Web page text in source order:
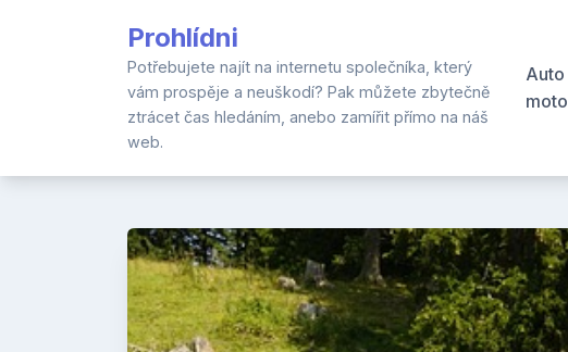
Prohlídni
Potřebujete najít na internetu společníka, který
vám prospěje a neuškodí? Pak můžete zbytečně
ztrácet čas hledáním, anebo zamířit přímo na náš
web.
Auto
moto